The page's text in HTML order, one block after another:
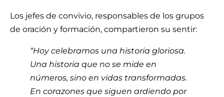
Los jefes de convivio, responsables de los grupos
de oración y formación, compartieron su sentir:
“Hoy celebramos una historia gloriosa.
Una historia que no se mide en
números, sino en vidas transformadas.
En corazones que siguen ardiendo por